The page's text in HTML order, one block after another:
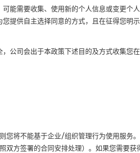
能需要收集、使用新的个人信息或变更个
提供自主选择同意的方式，且在征得您明示
公司会出于本政策下述目的及方式收集您
您将不能基于企业/组织管理行为使用服务
双方签署的合同安排处理）。如果您需要获